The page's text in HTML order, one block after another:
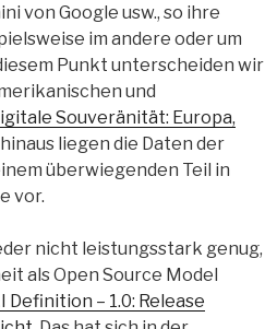
von Google usw., so ihre
im andere oder um
Punkt unterscheiden wir
und
Souveränität: Europa,
liegen die Daten der
überwiegenden Teil in
vor.
nicht leistungsstark genug,
als Open Source Model
Definition – 1.0: Release